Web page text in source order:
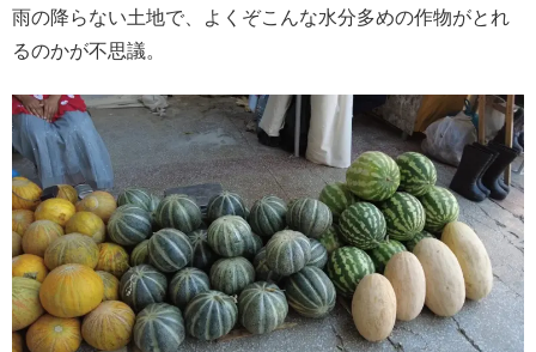
雨の降らない土地で、よくぞこんな水分多めの作物がとれ
るのかが不思議。